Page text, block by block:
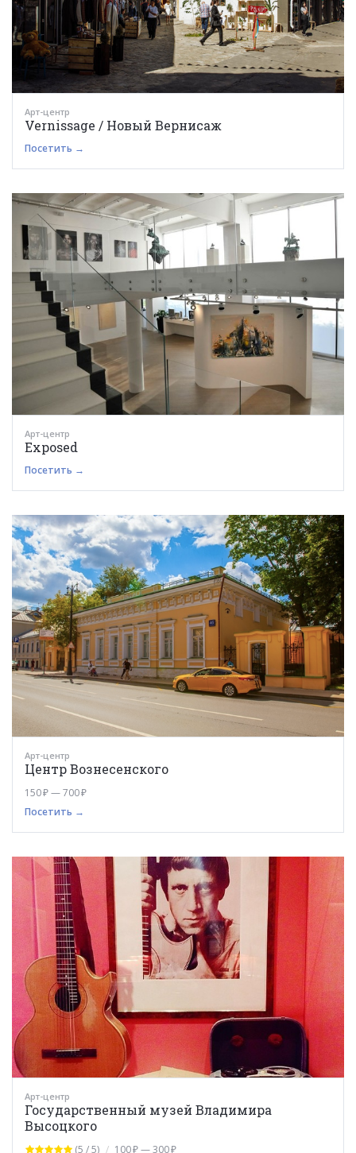
Арт-центр
Vernissage / Новый Вернисаж
Посетить →
Арт-центр
Exposed
Посетить →
Арт-центр
Центр Вознесенского
150 ₽ — 700 ₽
Посетить →
Арт-центр
Государственный музей Владимира
Высоцкого
(5 / 5)
100 ₽ — 300 ₽